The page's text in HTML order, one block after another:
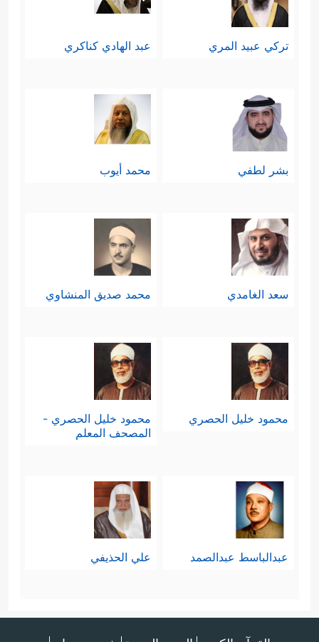
تركي عبيد المري عبد الهادي كناكري
بشر لطفي محمد أيوب
سعد الغامدي محمد صديق المنشاوي
محمود خليل الحصري
محمود خليل الحصري -
المصحف المعلم
عبدالباسط عبدالصمد علي الحذيفي